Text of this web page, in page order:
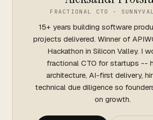
FRACTIONAL CTO -
15+ years building software
projects delivered. Winner of
Hackathon in Silicon Valley. I
fractional CTO for startups --
architecture, AI-first delivery,
technical due diligence so
on growth.